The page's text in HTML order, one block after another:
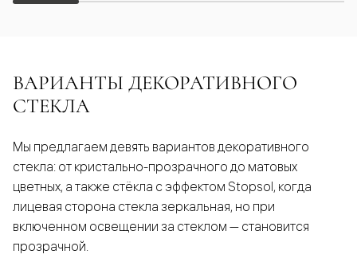
ВАРИАНТЫ ДЕКОРАТИВНОГО
СТЕКЛА
Мы предлагаем девять вариантов декоративного
стекла: от кристально-прозрачного до матовых
цветных, а также стёкла с эффектом Stopsol, когда
лицевая сторона стекла зеркальная, но при
включенном освещении за стеклом — становится
прозрачной.